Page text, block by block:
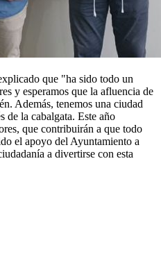
que "ha sido todo un
y esperamos que la afluencia de
Además, tenemos una ciudad
de la cabalgata. Este año
que contribuirán a que todo
el apoyo del Ayuntamiento a
a divertirse con esta